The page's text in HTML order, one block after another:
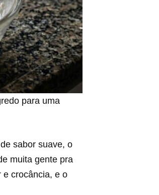
para uma
sabor suave, o
muita gente pra
e crocância, e o